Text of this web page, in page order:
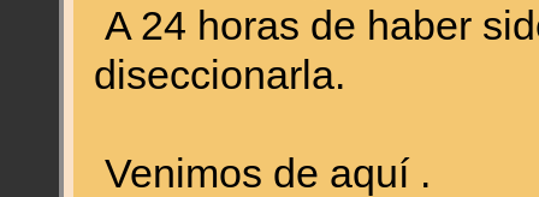
A 24 horas de haber
diseccionarla.
Venimos de aquí .